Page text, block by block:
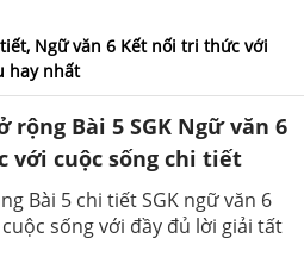
Ngữ văn 6 Kết nối tri thức với
hay nhất
rộng Bài 5 SGK Ngữ văn 6
với cuộc sống chi tiết
Bài 5 chi tiết SGK ngữ văn 6
sống với đầy đủ lời giải tất